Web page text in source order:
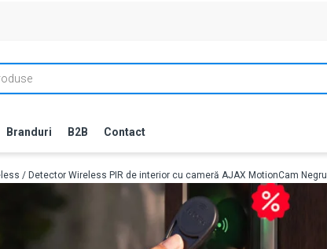
Branduri B2B Contact
/ Detector Wireless PIR de interior cu cameră AJAX MotionCam Negru